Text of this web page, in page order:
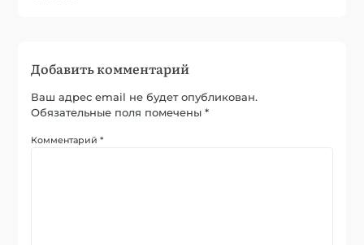
Добавить комментарий
Ваш адрес email не будет опубликован.
Обязательные поля помечены*
Комментарий*